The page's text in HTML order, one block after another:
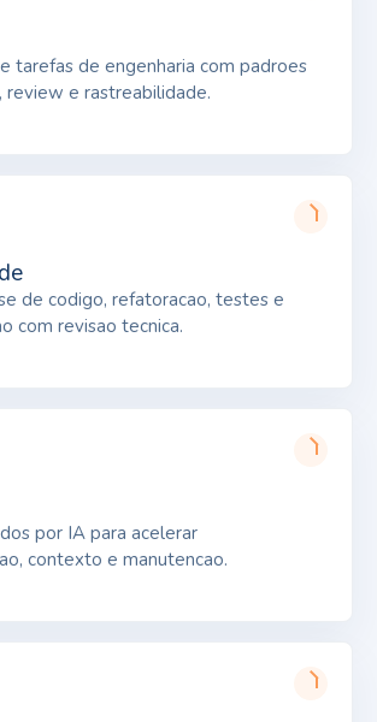
tarefas de engenharia com padroes
review e rastreabilidade.
de codigo, refatoracao, testes e
com revisao tecnica.
por IA para acelerar
contexto e manutencao.